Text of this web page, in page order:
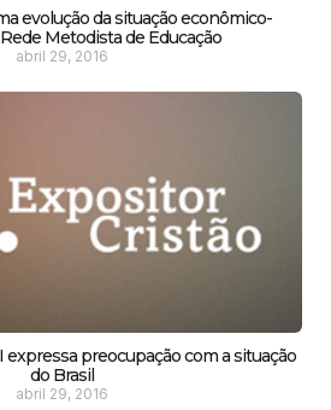
evolução da situação econômico-
Metodista de Educação
abril 29, 2016
expressa preocupação com a situação
do Brasil
abril 29, 2016